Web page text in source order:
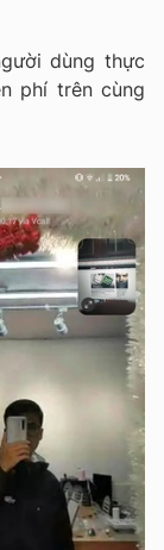
dùng thực
phí trên cùng